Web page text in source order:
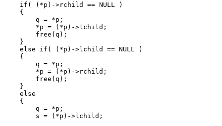
    if( (*p)->rchild == NULL )
    {
        q = *p;
        *p = (*p)->lchild;
        free(q);
    }
    else if( (*p)->lchild == NULL )
    {
        q = *p;
        *p = (*p)->rchild;
        free(q);
    }
    else
    {
        q = *p;
        s = (*p)->lchild;